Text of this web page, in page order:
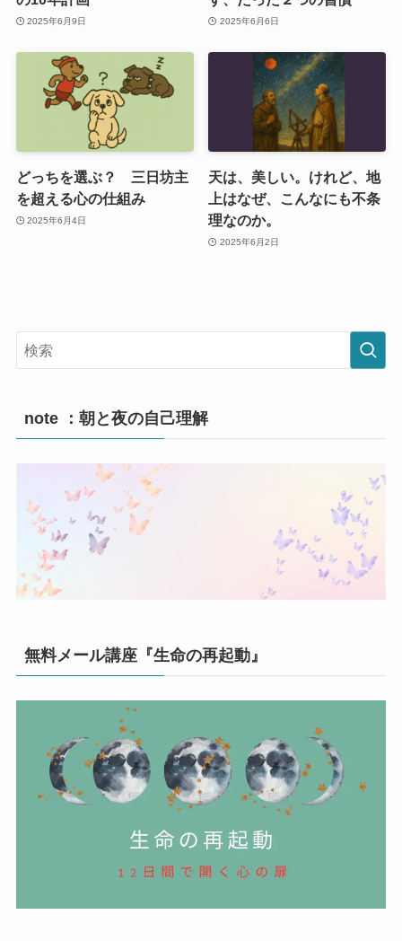
2025年6月9日 2025年6月6日
どっちを選ぶ？ 三日坊主
を超える心の仕組み
2025年6月4日
天は、美しい。けれど、地
上はなぜ、こんなにも不条
理なのか。
2025年6月2日
note ：朝と夜の自己理解
無料メール講座『生命の再起動』